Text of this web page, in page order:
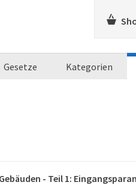
Gesetze Kategorien
- Teil 1: